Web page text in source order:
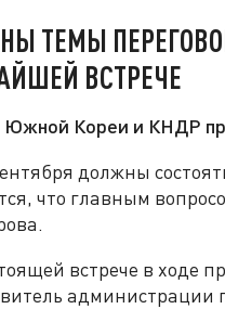
ТЕМЫ
ВСТРЕЧЕ
Кореи и КНДР
должны
что главным
встрече в ходе